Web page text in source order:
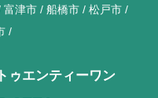
富津市 船橋市
松戸市
ゥエンティーワン